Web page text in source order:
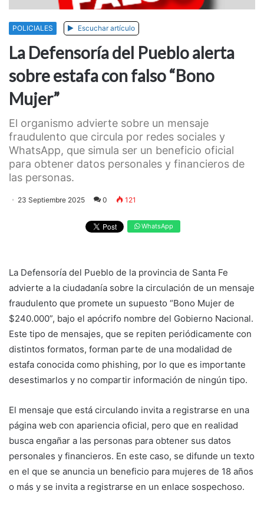
POLICIALES Escuchar artículo
La Defensoría del Pueblo alerta
sobre estafa con falso “Bono
Mujer”
El organismo advierte sobre un mensaje
fraudulento que circula por redes sociales y
WhatsApp, que simula ser un beneficio oficial
para obtener datos personales y financieros de
las personas.
23 Septiembre 2025 0 121
WhatsApp
La Defensoría del Pueblo de la provincia de Santa Fe
advierte a la ciudadanía sobre la circulación de un mensaje
fraudulento que promete un supuesto “Bono Mujer de
$240.000”, bajo el apócrifo nombre del Gobierno Nacional.
Este tipo de mensajes, que se repiten periódicamente con
distintos formatos, forman parte de una modalidad de
estafa conocida como phishing, por lo que es importante
desestimarlos y no compartir información de ningún tipo.
El mensaje que está circulando invita a registrarse en una
página web con apariencia oficial, pero que en realidad
busca engañar a las personas para obtener sus datos
personales y financieros. En este caso, se difunde un texto
en el que se anuncia un beneficio para mujeres de 18 años
o más y se invita a registrarse en un enlace sospechoso.